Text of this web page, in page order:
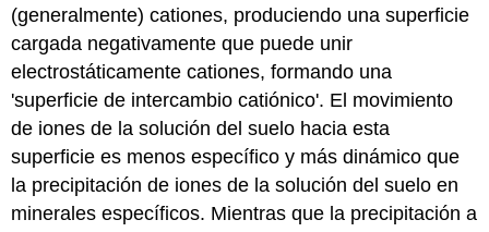
(generalmente) cationes, produciendo una superficie
cargada negativamente que puede unir
electrostáticamente cationes, formando una
'superficie de intercambio catiónico'. El movimiento
de iones de la solución del suelo hacia esta
superficie es menos específico y más dinámico que
la precipitación de iones de la solución del suelo en
minerales específicos. Mientras que la precipitación a